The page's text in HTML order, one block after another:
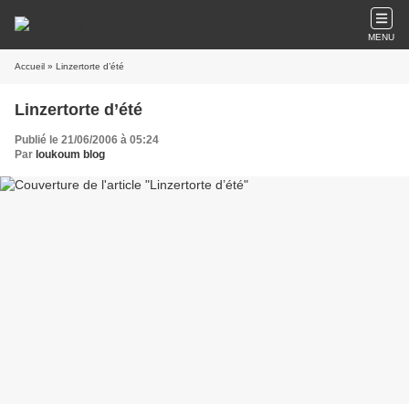
MENU
Accueil » Linzertorte d’été
Linzertorte d’été
Publié le 21/06/2006 à 05:24
Par loukoum blog